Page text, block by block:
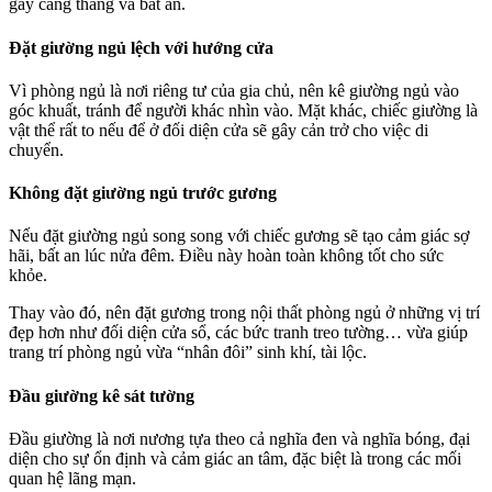
gây căng thẳng và bất an.
Đặt giường ngủ lệch với hướng cửa
Vì phòng ngủ là nơi riêng tư của gia chủ, nên kê giường ngủ vào
góc khuất, tránh để người khác nhìn vào. Mặt khác, chiếc giường là
vật thể rất to nếu để ở đối diện cửa sẽ gây cản trở cho việc di
chuyển.
Không đặt giường ngủ trước gương
Nếu đặt giường ngủ song song với chiếc gương sẽ tạo cảm giác sợ
hãi, bất an lúc nửa đêm. Điều này hoàn toàn không tốt cho sức
khỏe.
Thay vào đó, nên đặt gương trong nội thất phòng ngủ ở những vị trí
đẹp hơn như đối diện cửa sổ, các bức tranh treo tường… vừa giúp
trang trí phòng ngủ vừa “nhân đôi” sinh khí, tài lộc.
Đầu giường kê sát tường
Đầu giường là nơi nương tựa theo cả nghĩa đen và nghĩa bóng, đại
diện cho sự ổn định và cảm giác an tâm, đặc biệt là trong các mối
quan hệ lãng mạn.